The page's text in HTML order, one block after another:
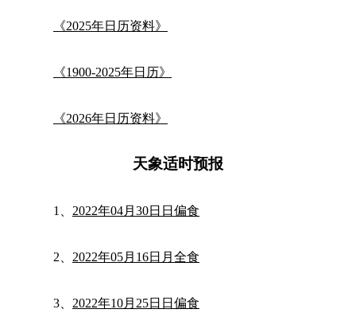
《2025年日历资料》
《1900-2025年日历》
《2026年日历资料》
天象适时预报
1、 2022年04月30日日偏食
2、 2022年05月16日月全食
3、 2022年10月25日日偏食